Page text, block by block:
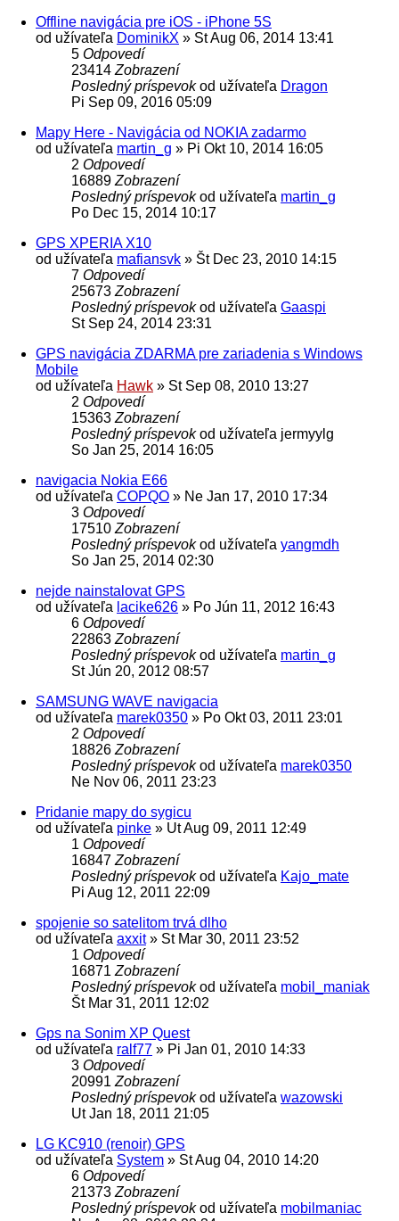
Offline navigácia pre iOS - iPhone 5S
od užívateľa DominikX » St Aug 06, 2014 13:41
5 Odpovedí
23414 Zobrazení
Posledný príspevokod užívateľa Dragon
Pi Sep 09, 2016 05:09
Mapy Here - Navigácia od NOKIA zadarmo
od užívateľa martin_g » Pi Okt 10, 2014 16:05
2 Odpovedí
16889 Zobrazení
Posledný príspevokod užívateľa martin_g
Po Dec 15, 2014 10:17
GPS XPERIA X10
od užívateľa mafiansvk » Št Dec 23, 2010 14:15
7 Odpovedí
25673 Zobrazení
Posledný príspevokod užívateľa Gaaspi
St Sep 24, 2014 23:31
GPS navigácia ZDARMA pre zariadenia s Windows
Mobile
od užívateľa Hawk » St Sep 08, 2010 13:27
2 Odpovedí
15363 Zobrazení
Posledný príspevokod užívateľa jermyylg
So Jan 25, 2014 16:05
navigacia Nokia E66
od užívateľa COPQO » Ne Jan 17, 2010 17:34
3 Odpovedí
17510 Zobrazení
Posledný príspevokod užívateľa yangmdh
So Jan 25, 2014 02:30
nejde nainstalovat GPS
od užívateľa lacike626 » Po Jún 11, 2012 16:43
6 Odpovedí
22863 Zobrazení
Posledný príspevokod užívateľa martin_g
St Jún 20, 2012 08:57
SAMSUNG WAVE navigacia
od užívateľa marek0350 » Po Okt 03, 2011 23:01
2 Odpovedí
18826 Zobrazení
Posledný príspevokod užívateľa marek0350
Ne Nov 06, 2011 23:23
Pridanie mapy do sygicu
od užívateľa pinke » Ut Aug 09, 2011 12:49
1 Odpovedí
16847 Zobrazení
Posledný príspevokod užívateľa Kajo_mate
Pi Aug 12, 2011 22:09
spojenie so satelitom trvá dlho
od užívateľa axxit» St Mar 30, 2011 23:52
1 Odpovedí
16871 Zobrazení
Posledný príspevokod užívateľa mobil_maniak
Št Mar 31, 2011 12:02
Gps na Sonim XP Quest
od užívateľa ralf77 » Pi Jan 01, 2010 14:33
3 Odpovedí
20991 Zobrazení
Posledný príspevokod užívateľa wazowski
Ut Jan 18, 2011 21:05
LG KC910 (renoir) GPS
od užívateľa System » St Aug 04, 2010 14:20
6 Odpovedí
21373 Zobrazení
Posledný príspevokod užívateľa mobilmaniac